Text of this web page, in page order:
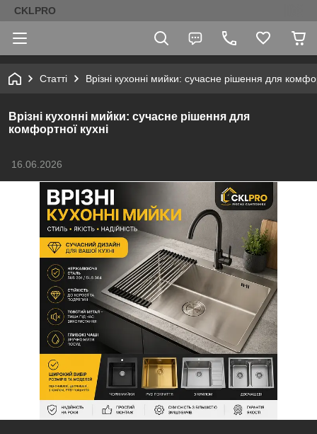
CKLPRO
Статті Врізні кухонні мийки: сучасне рішення для
Врізні кухонні мийки: сучасне рішення для
комфортної кухні
16.06.2026